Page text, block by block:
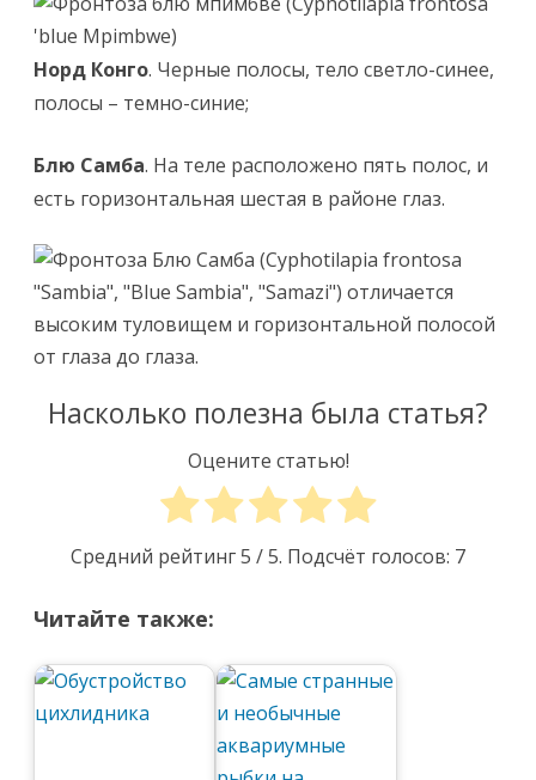
Норд Конго. Черные полосы, тело светло-синее,
полосы – темно-синие;
Блю Самба. На теле расположено пять полос, и
есть горизонтальная шестая в районе глаз.
Насколько полезна была статья?
Оцените статью!
Средний рейтинг5 / 5. Подсчёт голосов: 7
Читайте также: